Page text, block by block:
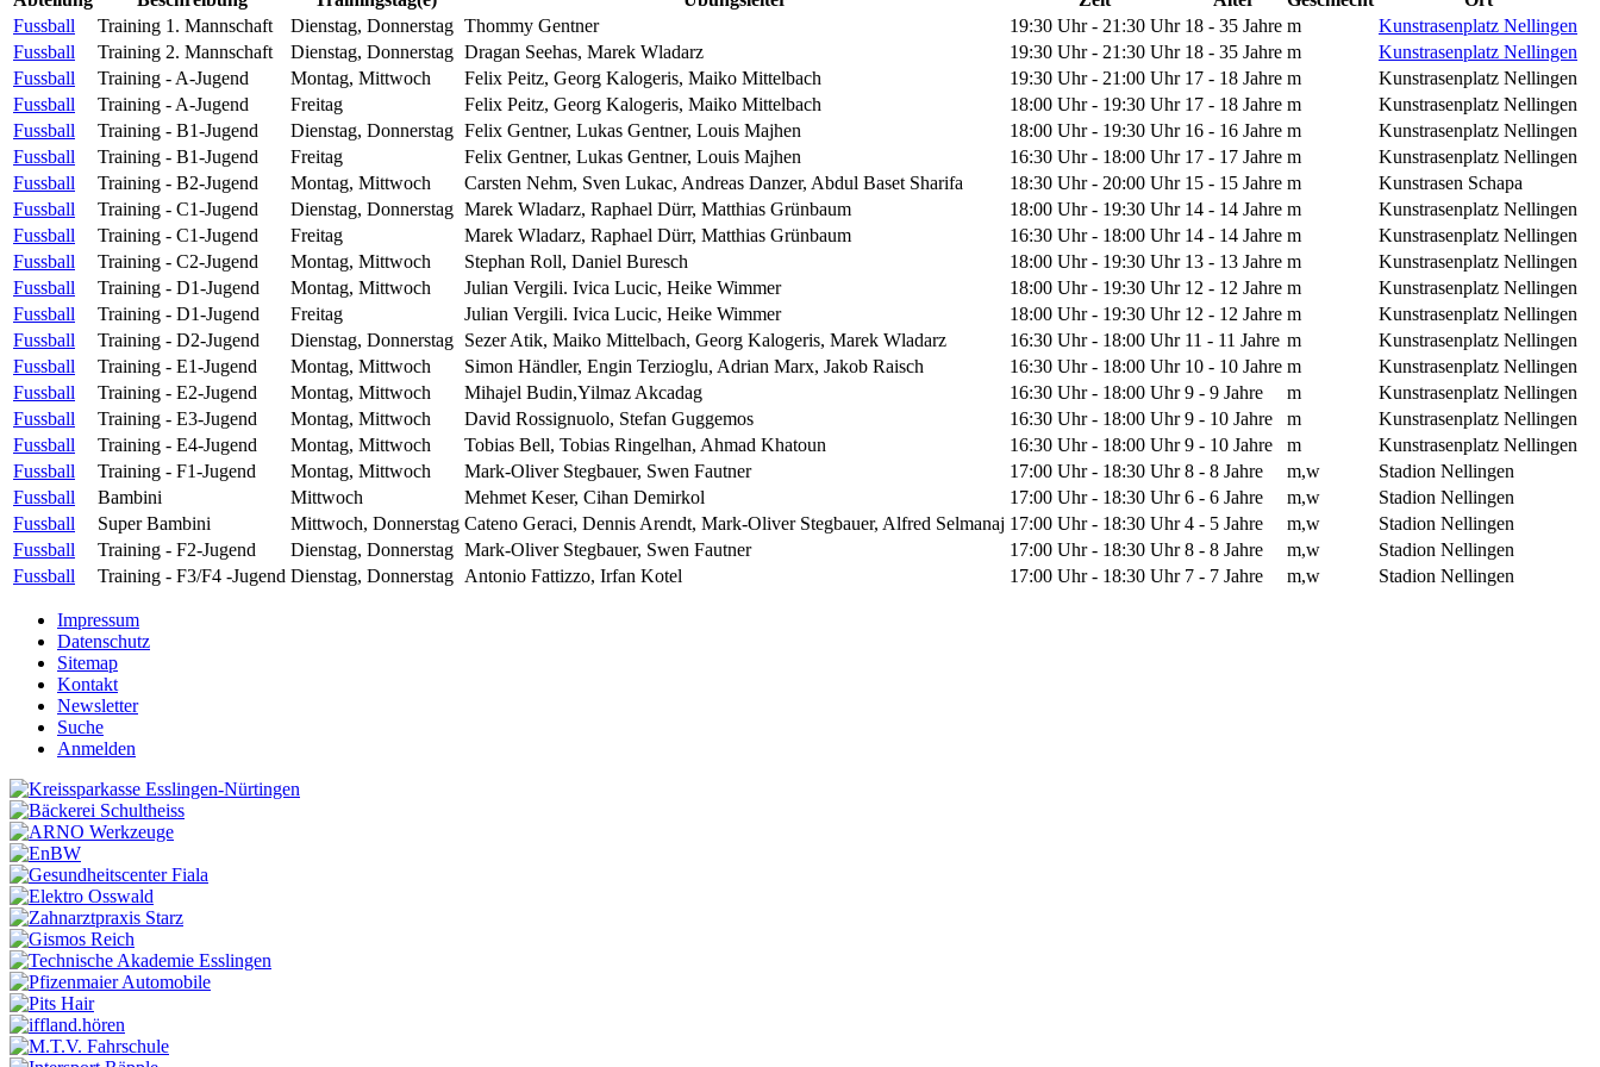
Fussball
Training 1. Mannschaft Dienstag, Donnerstag Thommy Gentner 19:30 Uhr - 21:30 Uhr 18 - 35 Jahre m
Kunstrasenplatz Nellingen
Fussball
Training 2. Mannschaft Dienstag, Donnerstag Dragan Seehas, Marek Wladarz 19:30 Uhr - 21:30 Uhr 18 - 35 Jahre m
Kunstrasenplatz Nellingen
Fussball
Training - A-Jugend Montag, Mittwoch Felix Peitz, Georg Kalogeris, Maiko Mittelbach 19:30 Uhr - 21:00 Uhr 17 - 18 Jahre m
Kunstrasenplatz Nellingen
Fussball
Training - A-Jugend Freitag Felix Peitz, Georg Kalogeris, Maiko Mittelbach 18:00 Uhr - 19:30 Uhr 17 - 18 Jahre m
Kunstrasenplatz Nellingen
Fussball
Training - B1-Jugend Dienstag, Donnerstag Felix Gentner, Lukas Gentner, Louis Majhen 18:00 Uhr - 19:30 Uhr 16 - 16 Jahre m
Kunstrasenplatz Nellingen
Fussball
Training - B1-Jugend Freitag Felix Gentner, Lukas Gentner, Louis Majhen 16:30 Uhr - 18:00 Uhr 17 - 17 Jahre m
Kunstrasenplatz Nellingen
Fussball
Training - B2-Jugend Montag, Mittwoch Carsten Nehm, Sven Lukac, Andreas Danzer, Abdul Baset Sharifa 18:30 Uhr - 20:00 Uhr 15 - 15 Jahre m
Kunstrasen Schapa
Fussball
Training - C1-Jugend Dienstag, Donnerstag Marek Wladarz, Raphael Dürr, Matthias Grünbaum 18:00 Uhr - 19:30 Uhr 14 - 14 Jahre m
Kunstrasenplatz Nellingen
Fussball
Training - C1-Jugend Freitag Marek Wladarz, Raphael Dürr, Matthias Grünbaum 16:30 Uhr - 18:00 Uhr 14 - 14 Jahre m
Kunstrasenplatz Nellingen
Fussball
Training - C2-Jugend Montag, Mittwoch Stephan Roll, Daniel Buresch 18:00 Uhr - 19:30 Uhr 13 - 13 Jahre m
Kunstrasenplatz Nellingen
Fussball
Training - D1-Jugend Montag, Mittwoch Julian Vergili. Ivica Lucic, Heike Wimmer 18:00 Uhr - 19:30 Uhr 12 - 12 Jahre m
Kunstrasenplatz Nellingen
Fussball
Training - D1-Jugend Freitag Julian Vergili. Ivica Lucic, Heike Wimmer 18:00 Uhr - 19:30 Uhr 12 - 12 Jahre m
Kunstrasenplatz Nellingen
Fussball
Training - D2-Jugend Dienstag, Donnerstag Sezer Atik, Maiko Mittelbach, Georg Kalogeris, Marek Wladarz 16:30 Uhr - 18:00 Uhr 11 - 11 Jahre m
Kunstrasenplatz Nellingen
Fussball
Training - E1-Jugend Montag, Mittwoch Simon Händler, Engin Terzioglu, Adrian Marx, Jakob Raisch 16:30 Uhr - 18:00 Uhr 10 - 10 Jahre m
Kunstrasenplatz Nellingen
Fussball
Training - E2-Jugend Montag, Mittwoch Mihajel Budin,Yilmaz Akcadag 16:30 Uhr - 18:00 Uhr 9 - 9 Jahre m
Kunstrasenplatz Nellingen
Fussball
Training - E3-Jugend Montag, Mittwoch David Rossignuolo, Stefan Guggemos 16:30 Uhr - 18:00 Uhr 9 - 10 Jahre m
Kunstrasenplatz Nellingen
Fussball
Training - E4-Jugend Montag, Mittwoch Tobias Bell, Tobias Ringelhan, Ahmad Khatoun 16:30 Uhr - 18:00 Uhr 9 - 10 Jahre m
Kunstrasenplatz Nellingen
Fussball
Training - F1-Jugend Montag, Mittwoch Mark-Oliver Stegbauer, Swen Fautner 17:00 Uhr - 18:30 Uhr 8 - 8 Jahre m,w
Stadion Nellingen
Fussball
Bambini Mittwoch Mehmet Keser, Cihan Demirkol 17:00 Uhr - 18:30 Uhr 6 - 6 Jahre m,w
Stadion Nellingen
Fussball
Super Bambini Mittwoch, Donnerstag Cateno Geraci, Dennis Arendt, Mark-Oliver Stegbauer, Alfred Selmanaj 17:00 Uhr - 18:30 Uhr 4 - 5 Jahre m,w
Stadion Nellingen
Fussball
Training - F2-Jugend Dienstag, Donnerstag Mark-Oliver Stegbauer, Swen Fautner 17:00 Uhr - 18:30 Uhr 8 - 8 Jahre m,w
Stadion Nellingen
Fussball
Training - F3/F4 -Jugend Dienstag, Donnerstag Antonio Fattizzo, Irfan Kotel 17:00 Uhr - 18:30 Uhr 7 - 7 Jahre m,w Stadion Nellingen
Impressum
Datenschutz
Sitemap
Kontakt
Newsletter
Suche
Anmelden